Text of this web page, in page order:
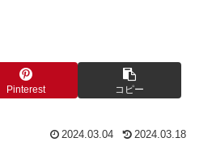
Pinterest コピー
2024.03.04 2024.03.18